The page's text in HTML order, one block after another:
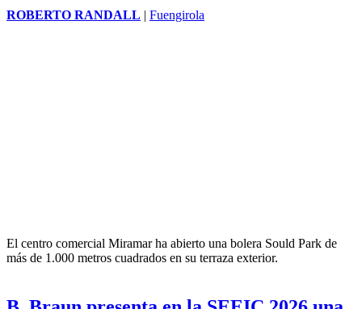
ROBERTO RANDALL | Fuengirola
El centro comercial Miramar ha abierto una bolera Sould Park de
más de 1.000 metros cuadrados en su terraza exterior.